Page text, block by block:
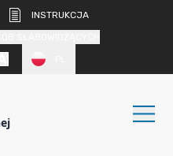
INSTRUKCJA